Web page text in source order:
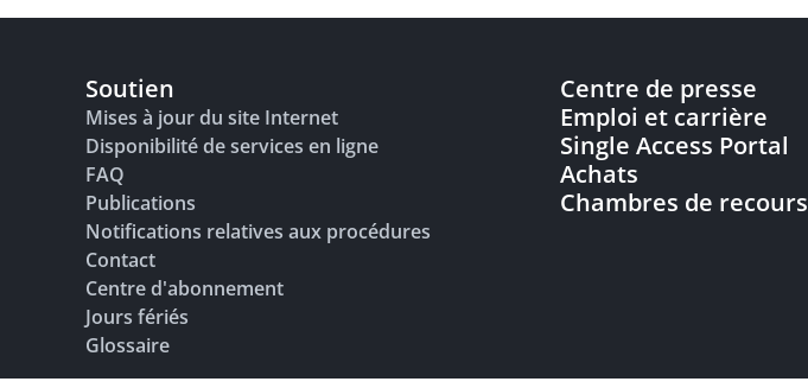
Soutien
Mises à jour du site Internet
Disponibilité de services en ligne
FAQ
Publications
Notifications relatives aux procédures
Contact
Centre d'abonnement
Jours fériés
Glossaire
Centre de presse
Emploi et carrière
Single Access Portal
Achats
Chambres de recours